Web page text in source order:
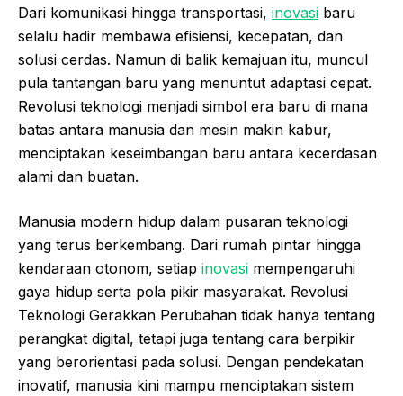
Dari komunikasi hingga transportasi, inovasi baru
selalu hadir membawa efisiensi, kecepatan, dan
solusi cerdas. Namun di balik kemajuan itu, muncul
pula tantangan baru yang menuntut adaptasi cepat.
Revolusi teknologi menjadi simbol era baru di mana
batas antara manusia dan mesin makin kabur,
menciptakan keseimbangan baru antara kecerdasan
alami dan buatan.
Manusia modern hidup dalam pusaran teknologi
yang terus berkembang. Dari rumah pintar hingga
kendaraan otonom, setiap inovasi mempengaruhi
gaya hidup serta pola pikir masyarakat. Revolusi
Teknologi Gerakkan Perubahan tidak hanya tentang
perangkat digital, tetapi juga tentang cara berpikir
yang berorientasi pada solusi. Dengan pendekatan
inovatif, manusia kini mampu menciptakan sistem